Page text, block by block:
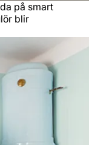
på smart
blir